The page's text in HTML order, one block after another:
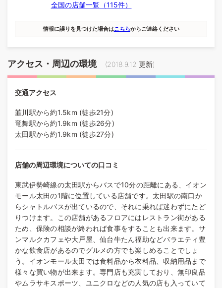
全国の店舗一覧（115件）
情報に誤りを見つけた場合はこちらからご連絡ください
アクセス・周辺の環境 (2018.9.12 更新)
交通アクセス
韮川駅から約1.5km (徒歩21分)
竜舞駅から約1.9km (徒歩26分)
太田駅から約1.9km (徒歩27分)
店舗の周辺環境についての口コミ
東武伊勢崎線の太田駅からバスで10分の距離にある、イオン
モール太田の1階に位置している店舗です。太田駅の南口か
らシャトルバスが出ているので、それに乗れば迷わずにたど
りつけます。この店舗があるフロアにはレストラン街がある
ため、保険の相談が終われば食事をすることも出来ます。サ
ンマルクカフェや大戸屋、仙台牛たん福助などバラエティ豊
かな飲食店があるのでグルメの方でも楽しめることでしょ
う。イオンモール太田では食料品から衣料品、収納用品まで
様々な買い物が出来ます。専門店も充実しており、無印良品
やムラサキスポーツ、ユニクロなどの人気の店も入っていて